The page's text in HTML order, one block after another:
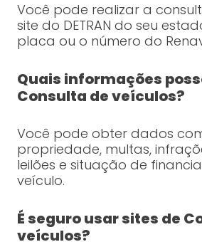
Você pode realizar a
site do DETRAN do seu
placa ou o número do
Quais informações
Consulta de veículos?
Você pode obter dados
propriedade, multas,
leilões e situação de
veículo.
É seguro usar sites de
veículos?